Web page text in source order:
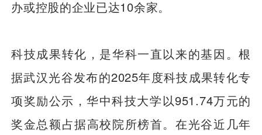
办或控股的企业已达10余家。
科技成果转化，是华科一直以来的基因。根
据武汉光谷发布的2025年度科技成果转化专
项奖励公示，华中科技大学以951.74万元的
奖金总额占据高校院所榜首。在光谷近几年